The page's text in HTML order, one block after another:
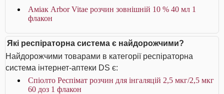
Аміак Arbor Vitae розчин зовнішній 10 % 40 мл 1
флакон
Які респіраторна система є найдорожчими?
Найдорожчими товарами в категорії респіраторна
система інтернет-аптеки DS є:
Спіолто Респімат розчин для інгаляцій 2,5 мкг/2,5 мкг
60 доз 1 флакон